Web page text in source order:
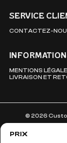
PRIX
SERVICE
CONTACTEZ-
MENTIONS
LIVRAISON ET
© 2026